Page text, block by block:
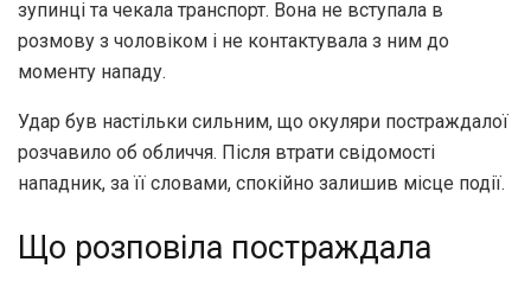
зупинці та чекала транспорт. Вона не вступала в
розмову з чоловіком і не контактувала з ним до
моменту нападу.
Удар був настільки сильним, що окуляри постраждалої
розчавило об обличчя. Після втрати свідомості
нападник, за її словами, спокійно залишив місце події.
Що розповіла постраждала